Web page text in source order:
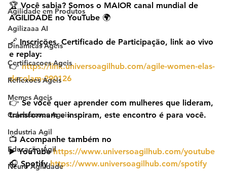
Agilidade em Produtos
Agilizaaa AI
Dinamicas Ageis
Certificacoes Ageis
Reflexoes Ageis
Memes Ageis
Celebracoes Ageis
Industria Agil
Educação Ágil
Neuro Agilidade
🏆 Você sabia? Somos o MAIOR canal mundial de
AGILIDADE no YouTube 🌍
🔗 Inscrições, Certificado de Participação, link ao vivo
e replay:
👉 https://link.universoagilhub.com/agile-women-elas-
decolam-290126
👉 Se você quer aprender com mulheres que lideram,
transformam e inspiram, este encontro é para você.
📺 Acompanhe também no
▶️ YouTube https://www.universoagilhub.com/youtube
🎧 Spotify https://www.universoagilhub.com/spotify